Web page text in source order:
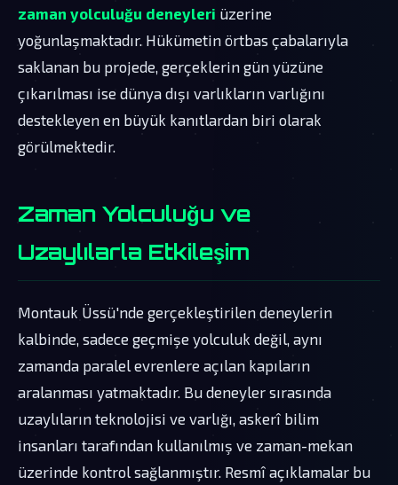
zaman yolculuğu deneyleri üzerine
yoğunlaşmaktadır. Hükümetin örtbas çabalarıyla
saklanan bu projede, gerçeklerin gün yüzüne
çıkarılması ise dünya dışı varlıkların varlığını
destekleyen en büyük kanıtlardan biri olarak
görülmektedir.
Zaman Yolculuğu ve
Uzaylılarla Etkileşim
Montauk Üssü'nde gerçekleştirilen deneylerin
kalbinde, sadece geçmişe yolculuk değil, aynı
zamanda paralel evrenlere açılan kapıların
aralanması yatmaktadır. Bu deneyler sırasında
uzaylıların teknolojisi ve varlığı, askerî bilim
insanları tarafından kullanılmış ve zaman-mekan
üzerinde kontrol sağlanmıştır. Resmî açıklamalar bu